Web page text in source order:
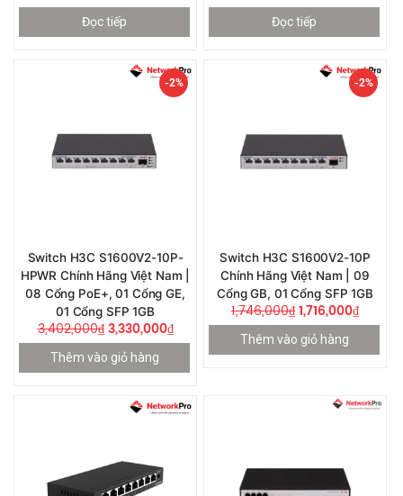
Đọc tiếp Đọc tiếp
-2%
Switch H3C S1600V2-10P-
HPWR Chính Hãng Việt Nam |
08 Cổng PoE+, 01 Cổng GE,
01 Cổng SFP 1GB
3,402,000₫3,330,000₫
Thêm vào giỏ hàng
-2%
Switch H3C S1600V2-10P
Chính Hãng Việt Nam | 09
Cổng GB, 01 Cổng SFP 1GB
1,746,000₫1,716,000₫
Thêm vào giỏ hàng